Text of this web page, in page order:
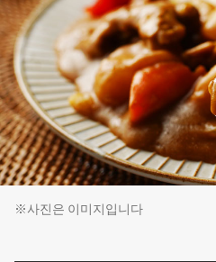
※사진은 이미지입니다